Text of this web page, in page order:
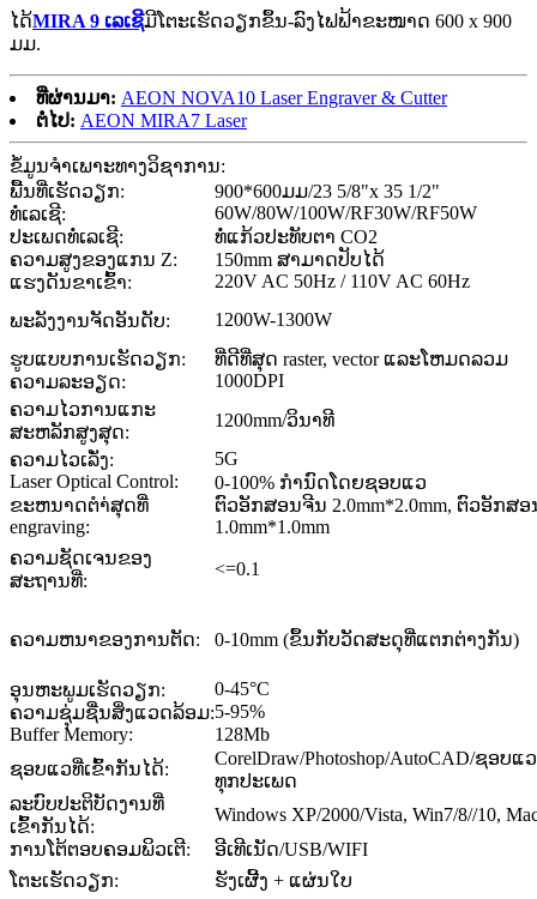
ໄດ້MIRA 9 ເລເຊີມີໂຕະເຮັດວຽກຂຶ້ນ-ລົງໄຟຟ້າຂະໜາດ 600 x 900
ມມ.
ທີ່ຜ່ານມາ: AEON NOVA10 Laser Engraver & Cutter
ຕໍ່ໄປ: AEON MIRA7 Laser
ຂໍ້ມູນຈໍາເພາະທາງວິຊາການ:
ພື້ນທີ່ເຮັດວຽກ:
900*600ມມ/23 5/8"x 35 1/2"
ທໍ່ເລເຊີ:
60W/80W/100W/RF30W/RF50W
ປະເພດທໍ່ເລເຊີ:
ທໍ່ແກ້ວປະທັບຕາ CO2
ຄວາມສູງຂອງແກນ Z:
150mm ສາມາດປັບໄດ້
ແຮງດັນຂາເຂົ້າ:
220V AC 50Hz / 110V AC 60Hz
ພະລັງງານຈັດອັນດັບ:
1200W-1300W
ຮູບແບບການເຮັດວຽກ:
ທີ່ດີທີ່ສຸດ raster, vector ແລະໂຫມດລວມ
ຄວາມລະອຽດ:
1000DPI
ຄວາມໄວການແກະ
ສະຫລັກສູງສຸດ:
1200mm/ວິນາທີ
ຄວາມໄວເລັ່ງ:
5G
Laser Optical Control:
0-100% ກໍານົດໂດຍຊອບແວ
ຂະ​ຫນາດ​ຕໍາ​່​ສຸດ​ທີ່
engraving​:
ຕົວອັກສອນຈີນ 2.0mm*2.0mm, ຕົວອັກສ
1.0mm*1.0mm
ຄວາມຊັດເຈນຂອງ
ສະຖານທີ່:
<=0.1
ຄວາມຫນາຂອງການຕັດ: 0-10mm (ຂຶ້ນກັບວັດສະດຸທີ່ແຕກຕ່າງກັນ)
ອຸນຫະພູມເຮັດວຽກ:
0-45°C
ຄວາມຊຸ່ມຊື່ນສິ່ງແວດລ້ອມ:5-95%
Buffer Memory:
128Mb
ຊອບແວທີ່ເຂົ້າກັນໄດ້:
CorelDraw/Photoshop/AutoCAD/ຊອບ
ທຸກປະເພດ
ລະບົບປະຕິບັດງານທີ່
ເຂົ້າກັນໄດ້:
Windows XP/2000/Vista, Win7/8//10,
ການໂຕ້ຕອບຄອມພິວເຕີ:
ອີເທີເນັດ/USB/WIFI
ໂຕະເຮັດວຽກ:
ຮັງເຜີ້ງ + ແຜ່ນໃບ